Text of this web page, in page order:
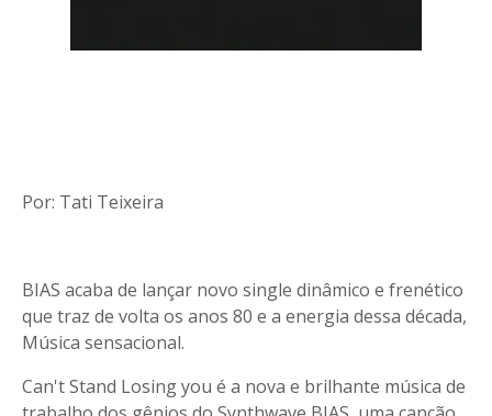
Por: Tati Teixeira
BIAS acaba de lançar novo single dinâmico e frenético
que traz de volta os anos 80 e a energia dessa década,
Música sensacional.
Can't Stand Losing you é a nova e brilhante música de